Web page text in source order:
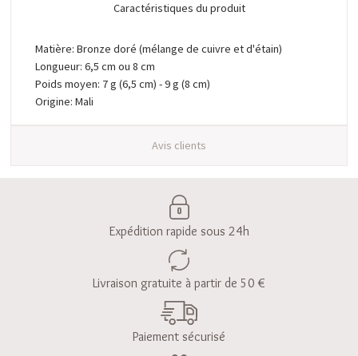
Caractéristiques du produit
Matière: Bronze doré (mélange de cuivre et d'étain)
Longueur: 6,5 cm ou 8 cm
Poids moyen: 7 g (6,5 cm) - 9 g (8 cm)
Origine: Mali
Avis clients
Expédition rapide sous 24h
Livraison gratuite à partir de 50 €
Paiement sécurisé